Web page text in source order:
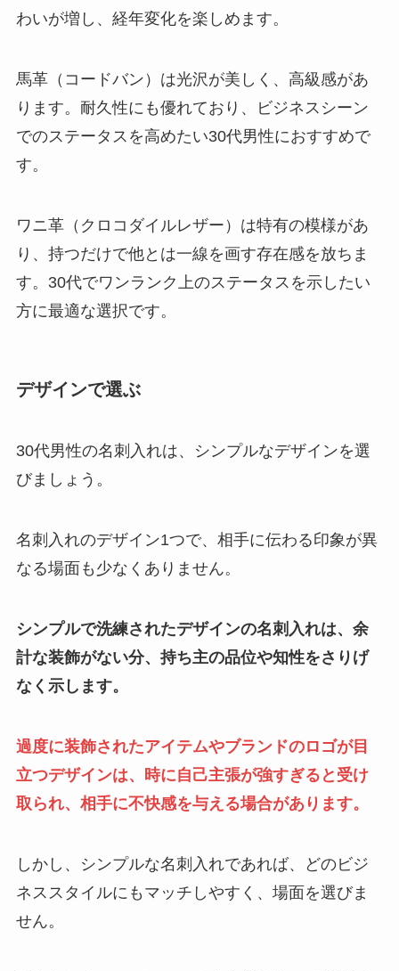
わいが増し、経年変化を楽しめます。
馬革（コードバン）は光沢が美しく、高級感があ
ります。耐久性にも優れており、ビジネスシーン
でのステータスを高めたい30代男性におすすめで
す。
ワニ革（クロコダイルレザー）は特有の模様があ
り、持つだけで他とは一線を画す存在感を放ちま
す。30代でワンランク上のステータスを示したい
方に最適な選択です。
デザインで選ぶ
30代男性の名刺入れは、シンプルなデザインを選
びましょう。
名刺入れのデザイン1つで、相手に伝わる印象が異
なる場面も少なくありません。
シンプルで洗練されたデザインの名刺入れは、余
計な装飾がない分、持ち主の品位や知性をさりげ
なく示します。
過度に装飾されたアイテムやブランドのロゴが目
立つデザインは、時に自己主張が強すぎると受け
取られ、相手に不快感を与える場合があります。
しかし、シンプルな名刺入れであれば、どのビジ
ネススタイルにもマッチしやすく、場面を選びま
せん。